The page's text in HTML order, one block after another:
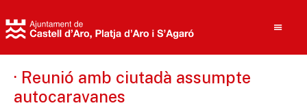
· Reunió amb ciutadà assumpte
autocaravanes